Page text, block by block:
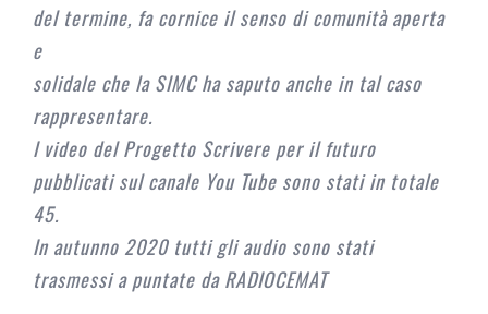
del termine, fa cornice il senso di comunità aperta
e
solidale che la SIMC ha saputo anche in tal caso
rappresentare.
I video del Progetto Scrivere per il futuro
pubblicati sul canale You Tube sono stati in totale
45.
In autunno 2020 tutti gli audio sono stati
trasmessi a puntate da RADIOCEMAT